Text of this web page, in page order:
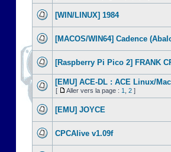
[WIN/LINUX] 1984
[MACOS/WIN64] Cadence
[Raspberry Pi Pico 2] FRANK
[EMU] ACE-DL : ACE Linux/
[ Aller vers la page : 1 2 ]
[EMU] JOYCE
CPCAlive v1.09f